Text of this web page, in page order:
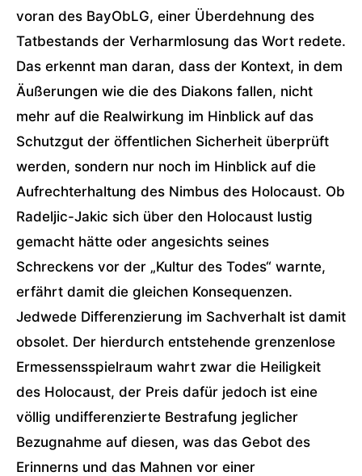
voran des BayObLG, einer Überdehnung des
Tatbestands der Verharmlosung das Wort redete.
Das erkennt man daran, dass der Kontext, in dem
Äußerungen wie die des Diakons fallen, nicht
mehr auf die Realwirkung im Hinblick auf das
Schutzgut der öffentlichen Sicherheit überprüft
werden, sondern nur noch im Hinblick auf die
Aufrechterhaltung des Nimbus des Holocaust. Ob
Radeljic-Jakic sich über den Holocaust lustig
gemacht hätte oder angesichts seines
Schreckens vor der „Kultur des Todes“ warnte,
erfährt damit die gleichen Konsequenzen.
Jedwede Differenzierung im Sachverhalt ist damit
obsolet. Der hierdurch entstehende grenzenlose
Ermessensspielraum wahrt zwar die Heiligkeit
des Holocaust, der Preis dafür jedoch ist eine
völlig undifferenzierte Bestrafung jeglicher
Bezugnahme auf diesen, was das Gebot des
Erinnerns und das Mahnen vor einer